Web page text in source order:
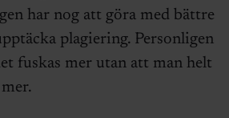
har nog att göra med bättre
plagiering. Personligen
fuskas mer utan att man helt